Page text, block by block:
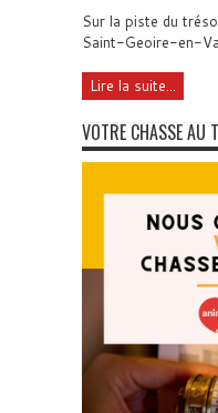
Sur la piste du
Saint-Geoire-en-
Lire la suite...
VOTRE CHASSE AU